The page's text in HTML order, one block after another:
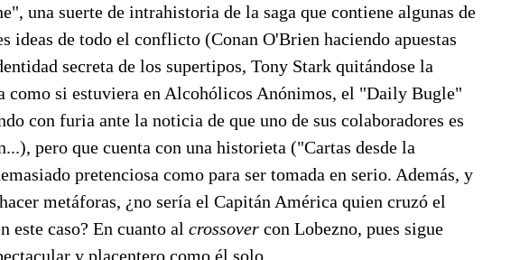
una suerte de intrahistoria de la saga que contiene algunas de
ideas de todo el conflicto (Conan O'Brien haciendo apuestas
secreta de los supertipos, Tony Stark quitándose la
como si estuviera en Alcohólicos Anónimos, el "Daily Bugle"
con furia ante la noticia de que uno de sus colaboradores es
pero que cuenta con una historieta ("Cartas desde la
pretenciosa como para ser tomada en serio. Además, y
metáforas, ¿no sería el Capitán América quien cruzó el
este caso? En cuanto al crossover con Lobezno, pues sigue
y placentero como él solo.